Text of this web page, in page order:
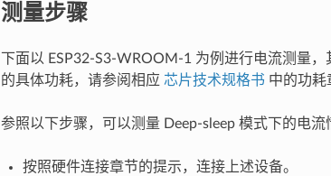
测量步骤
下面以 ESP32-S3-WROOM-1 为例进行电流测量
的具体功耗，请参阅相应 芯片技术规格书 中的功耗
参照以下步骤，可以测量 Deep-sleep 模式下的电流
按照硬件连接章节的提示，连接上述设备。